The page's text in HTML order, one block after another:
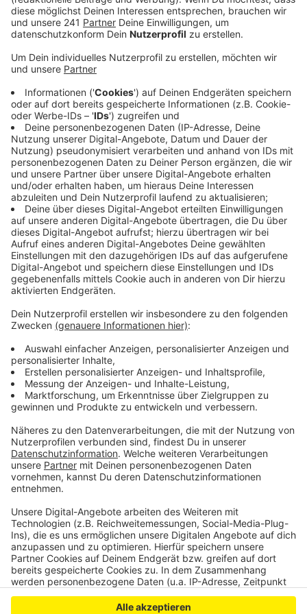
Anzeige
Veröffentlicht:Montag, 05.07.2021 10:11
Anzeige
Mit der Rückkehr müssen wieder deutlich mehr
Schüler gleichzeitig an der Schule unterrichtet
werden.
Der Altbau bekommt neue Toiletten und wird renoviert
– am Nebeneingang der Schule wird angebaut. Hier
soll ein komplett eigenständiges Gebäude entstehen,
und zwar für die Jahrgänge 5 und 6. Dabei werden je
eine Handvoll Klassenräume um eine gemeinsame
Lernmitte angeordnet. Diese Lerncluster sollen auf
zwei Stockwerken entstehen – also eine Etage pro
Jahrgangsstufe.
und weitere Klassenräume, zum Beispiel für den
naturwissenschaftlichen Unterricht. Ziel sei es
Schülern und Lehrern möglichst kurze Wege zu
ermöglichen. Kennzeichnend für den Schulanbau ist die
hohe Energieeffizienz durch eine großzügige
Durchlichtung und eine Photovoltaikanlage.
Anzeige
Anzeige